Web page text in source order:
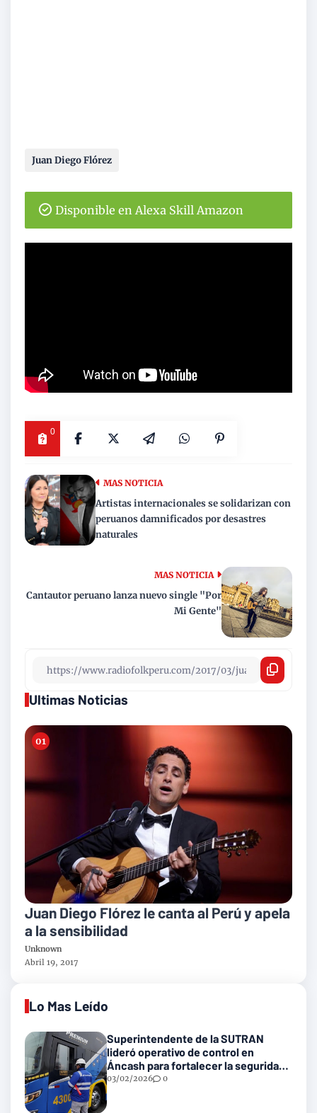
Juan Diego Flórez
Disponible en Alexa Skill Amazon
0
MAS NOTICIA
Cantautor peruano lanza nuevo single "Por
Mi Gente"
MAS NOTICIA
Artistas internacionales se solidarizan con
peruanos damnificados por desastres
naturales
Ultimas Noticias
Juan Diego Flórez le canta al Perú y apela
a la sensibilidad
Unknown
Abril 19, 2017
Lo Mas Leído
Superintendente de la SUTRAN
lideró operativo de control en
Áncash para fortalecer la seguridad
en las vías nacionales
03/02/2026 0